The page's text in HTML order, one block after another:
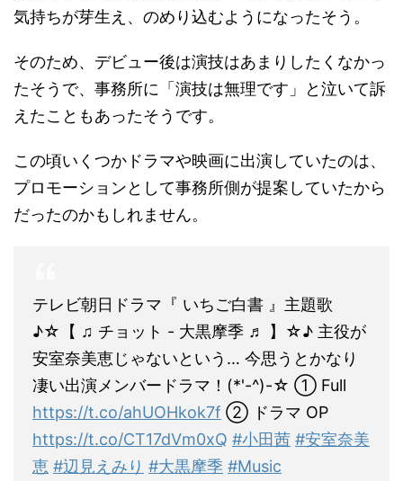
気持ちが芽生え、のめり込むようになったそう。
そのため、デビュー後は演技はあまりしたくなかっ
たそうで、事務所に「演技は無理です」と泣いて訴
えたこともあったそうです。
この頃いくつかドラマや映画に出演していたのは、
プロモーションとして事務所側が提案していたから
だったのかもしれません。
テレビ朝日ドラマ『 いちご白書 』主題歌
♪☆【 ♫ チョット - 大黒摩季 ♬ 】☆♪ 主役が
安室奈美恵じゃないという… 今思うとかなり
凄い出演メンバードラマ！(*'-^)-☆ ① Full
https://t.co/ahUOHkok7f ② ドラマ OP
https://t.co/CT17dVm0xQ #小田茜 #安室奈美
恵 #辺見えみり #大黒摩季 #Music